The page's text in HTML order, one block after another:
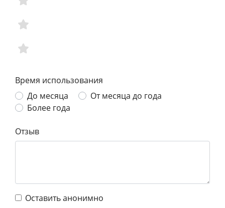
Время использования
До месяца
От месяца до года
Более года
Отзыв
Оставить анонимно